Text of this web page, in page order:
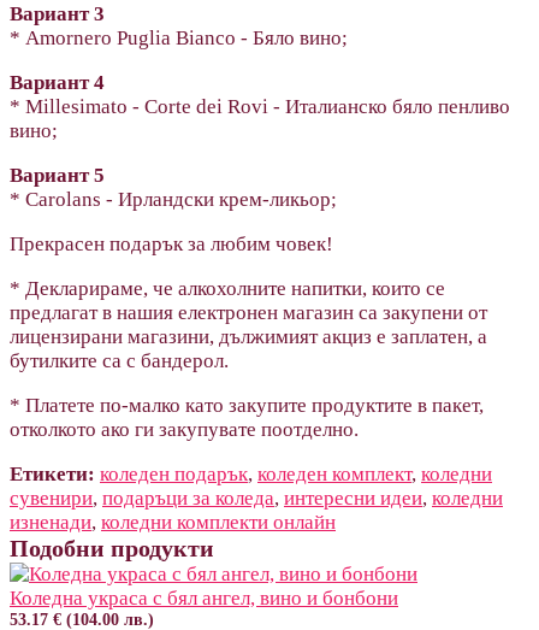
Вариант 3
* Amornero Puglia Bianco - Бяло вино;
Вариант 4
* Millesimato - Corte dei Rovi - Италианско бяло пенливо
вино;
Вариант 5
* Carolans - Ирландски крем-ликьор;
Прекрасен подарък за любим човек!
* Декларираме, че алкохолните напитки, които се
предлагат в нашия електронен магазин са закупени от
лицензирани магазини, дължимият акциз е заплатен, а
бутилките са с бандерол.
* Платете по-малко като закупите продуктите в пакет,
отколкото ако ги закупувате поотделно.
Етикети: коледен подарък, коледен комплект, коледни
сувенири, подаръци за коледа, интересни идеи, коледни
изненади, коледни комплекти онлайн
Подобни продукти
Коледна украса с бял ангел, вино и бонбони
53.17 € (104.00 лв.)